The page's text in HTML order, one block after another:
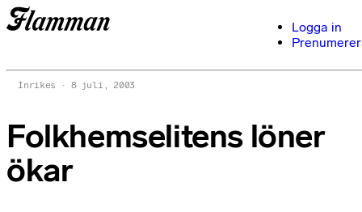
Logga in
Inrikes 8 juli, 2003
Folkhemselitens löner
ökar